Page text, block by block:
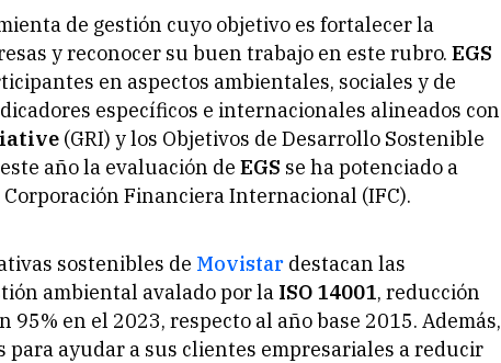
de gestión cuyo objetivo es fortalecer la
y reconocer su buen trabajo en este rubro. EGS
en aspectos ambientales, sociales y de
específicos e internacionales alineados con
(GRI) y los Objetivos de Desarrollo Sostenible
año la evaluación de EGS se ha potenciado a
Financiera Internacional (IFC).
sostenibles de Movistar destacan las
ambiental avalado por la ISO 14001, reducción
95% en el 2023, respecto al año base 2015. Además,
para ayudar a sus clientes empresariales a reducir